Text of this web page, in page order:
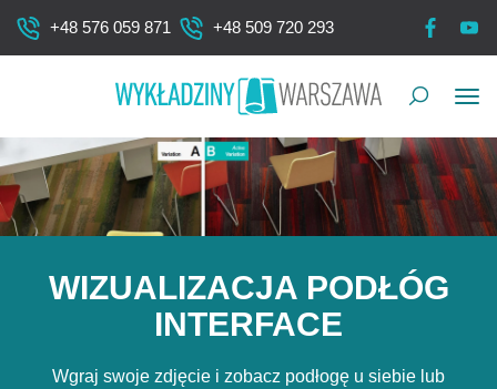
+48 576 059 871 +48 509 720 293
WIZUALIZACJA PODŁÓG
INTERFACE
Wgraj swoje zdjęcie i zobacz podłogę u siebie lub